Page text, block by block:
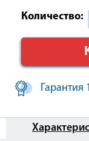
Количество:
Гарантия